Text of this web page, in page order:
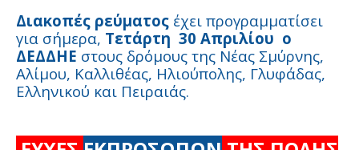
Διακοπές ρεύματος έχει προγραμματίσει
για σήμερα, Τετάρτη 30 Απριλίου ο
ΔΕΔΔΗΕ στους δρόμους της Νέας Σμύρνης,
Αλίμου, Καλλιθέας, Ηλιούπολης, Γλυφάδας,
Ελληνικού και Πειραιάς.